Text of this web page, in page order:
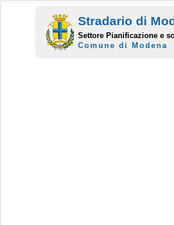
Stradario di
Settore Pianificazione e
Comune di Modena